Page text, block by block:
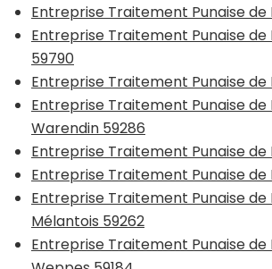
Entreprise Traitement Punaise de
Entreprise Traitement Punaise de
59790
Entreprise Traitement Punaise de
Entreprise Traitement Punaise de
Warendin 59286
Entreprise Traitement Punaise de
Entreprise Traitement Punaise de
Entreprise Traitement Punaise de
Mélantois 59262
Entreprise Traitement Punaise de